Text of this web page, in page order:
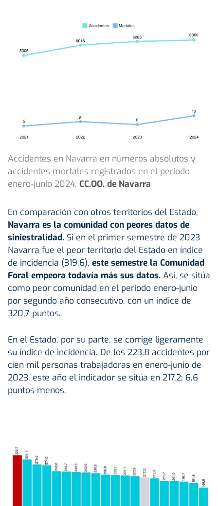
Accidentes en Navarra en números absolutos y
accidentes mortales registrados en el periodo
enero-junio 2024. CC.OO. de Navarra
En comparación con otros territorios del Estado,
Navarra es la comunidad con peores datos de
siniestralidad. Si en el primer semestre de 2023
Navarra fue el peor territorio del Estado en índice
de incidencia (319,6), este semestre la Comunidad
Foral empeora todavía más sus datos. Así, se sitúa
como peor comunidad en el periodo enero-junio
por segundo año consecutivo, con un índice de
320,7 puntos.
En el Estado, por su parte, se corrige ligeramente
su índice de incidencia. De los 223,8 accidentes por
cien mil personas trabajadoras en enero-junio de
2023, este año el indicador se sitúa en 217,2; 6,6
puntos menos.